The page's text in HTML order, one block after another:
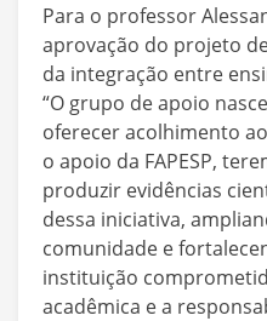
Para o professor
aprovação do projeto
da integração entre
“O grupo de apoio
oferecer acolhimento
o apoio da FAPESP,
produzir evidências
dessa iniciativa,
comunidade e
instituição
acadêmica e a